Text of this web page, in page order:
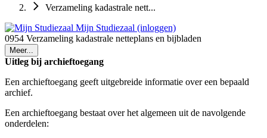
Verzameling kadastrale nett...
Mijn Studiezaal (inloggen)
0954 Verzameling kadastrale netteplans en bijbladen
Meer...
Uitleg bij archieftoegang
Een archieftoegang geeft uitgebreide informatie over een bepaald
archief.
Een archieftoegang bestaat over het algemeen uit de navolgende
onderdelen: